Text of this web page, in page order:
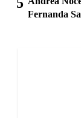
Fernanda